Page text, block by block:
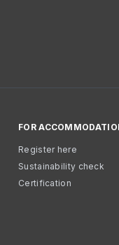
FOR
Register here
Sustainability check
Certification